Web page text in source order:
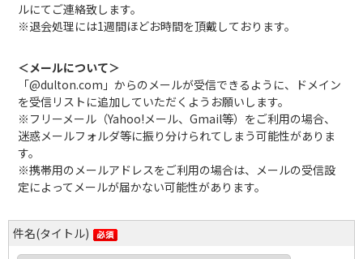
ルにてご連絡致します。
※退会処理には1週間ほどお時間を頂戴しております。
＜メールについて＞
「@dulton.com」からのメールが受信できるように、ドメイン
を受信リストに追加していただくようお願いします。
※フリーメール（Yahoo!メール、Gmail等）をご利用の場合、
迷惑メールフォルダ等に振り分けられてしまう可能性がありま
す。
※携帯用のメールアドレスをご利用の場合は、メールの受信設
定によってメールが届かない可能性があります。
件名(タイトル)